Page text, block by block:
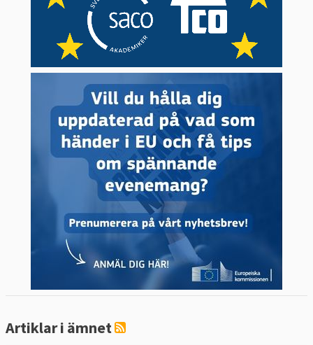
De Gröna/EFA | Miljöpartister och
separatister
Miljöpartiet de gröna
GUE/NGL | Vänsterpartister
Vänsterpartiet
ESN| Ytterhöger
Inga svenska partier finns med
Grupplösa | Ledamöter utan partigrupp
Inga svenska partier finns med
Artiklar i ämnet